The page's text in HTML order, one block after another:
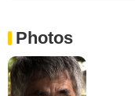
Photos